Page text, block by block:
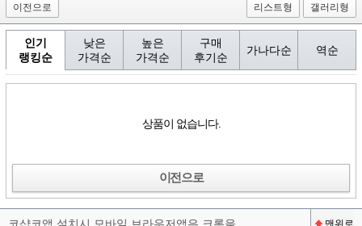
이전으로 리스트형 갤러리형
인기
랭킹순
낮은
가격순
높은
가격순
구매
후기순
가나다순 역순
상품이 없습니다.
이전으로
맨위로